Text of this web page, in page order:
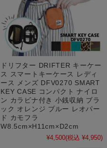
ドリフター DRIFTER キーケー
ス スマートキーケース レディ
ース メンズ DFV0270 SMART
KEY CASE コンパクト ナイロ
ン カラビナ付き 小銭収納 ブラ
ック オレンジ ブルー レオパー
ド カモフラ
W8.5cm×H11cm×D2cm
¥4,500(税込 ¥4,950)